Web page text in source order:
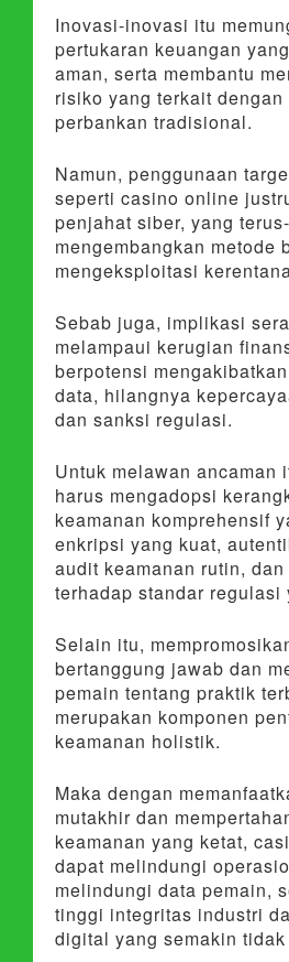
Inovasi-inovasi itu
pertukaran keuangan
aman, serta membantu
risiko yang terkait dengan
perbankan tradisional.
Namun, penggunaan
seperti casino online
penjahat siber, yang
mengembangkan metode
mengeksploitasi
Sebab juga, implikasi
melampaui kerugian
berpotensi
data, hilangnya
dan sanksi regulasi.
Untuk melawan ancaman
harus mengadopsi
keamanan komprehensif
enkripsi yang kuat,
audit keamanan rutin,
terhadap standar regulasi
Selain itu,
bertanggung jawab dan
pemain tentang praktik
merupakan komponen
keamanan holistik.
Maka dengan
mutakhir dan
keamanan yang ketat,
dapat melindungi
melindungi data pemain,
tinggi integritas industri
digital yang semakin